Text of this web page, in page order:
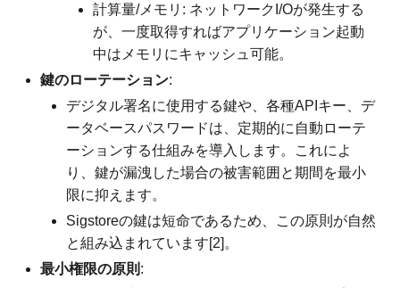
計算量/メモリ: ネットワークI/Oが発生する
が、一度取得すればアプリケーション起動
中はメモリにキャッシュ可能。
鍵のローテーション:
デジタル署名に使用する鍵や、各種APIキー、デ
ータベースパスワードは、定期的に自動ローテ
ーションする仕組みを導入します。これによ
り、鍵が漏洩した場合の被害範囲と期間を最小
限に抑えます。
Sigstoreの鍵は短命であるため、この原則が自然
と組み込まれています[2]。
最小権限の原則 :